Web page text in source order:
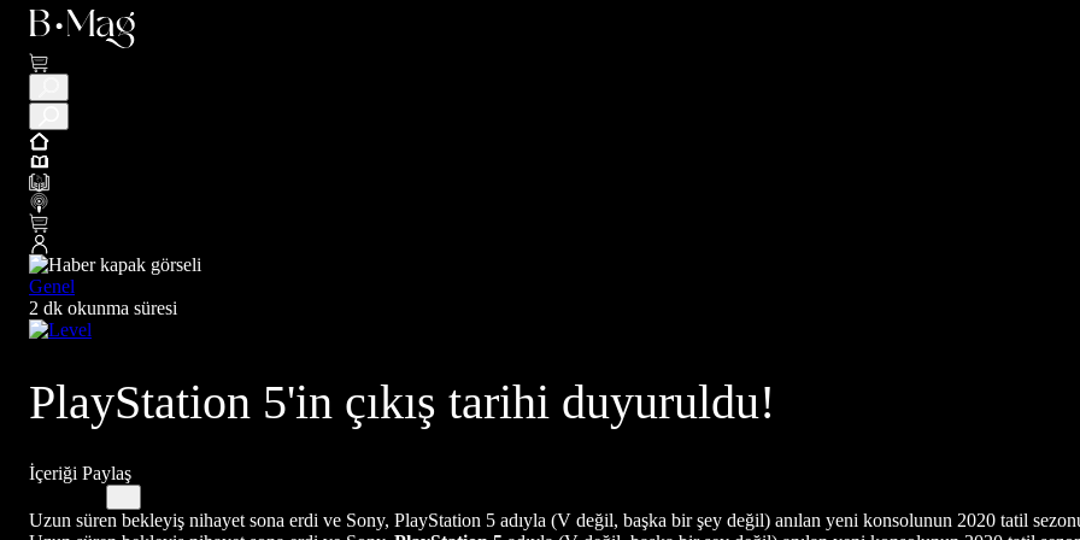
Genel
2 dk okunma süresi
PlayStation 5'in çıkış tarihi duyuruldu!
İçeriği Paylaş
Uzun süren bekleyiş nihayet sona erdi ve Sony, PlayStation 5 adıyla (V değil, başka bir şey değil) anılan yeni konsolunun 2020 tatil